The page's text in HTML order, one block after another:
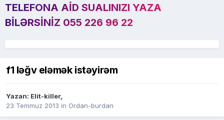
TELEFONA AID SUALINIZI YAZA
BILƏRSINIZ 055 226 96 22
f1 ləğv eləmək istəyirəm
Yazan: Elit-killer,
23 Temmuz 2013 in Ordan-burdan